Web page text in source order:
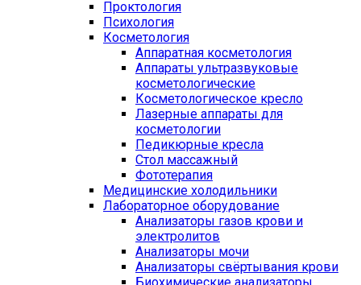
Проктология
Психология
Косметология
Аппаратная косметология
Аппараты ультразвуковые
косметологические
Косметологическое кресло
Лазерные аппараты для
косметологии
Педикюрные кресла
Стол массажный
Фототерапия
Медицинские холодильники
Лабораторное оборудование
Анализаторы газов крови и
электролитов
Анализаторы мочи
Анализаторы свёртывания крови